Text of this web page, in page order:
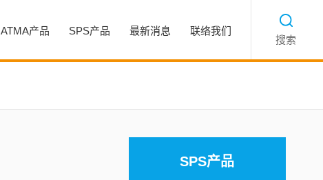
搜索
ATMA产品 SPS产品 最新消息 联络我们
SPS产品